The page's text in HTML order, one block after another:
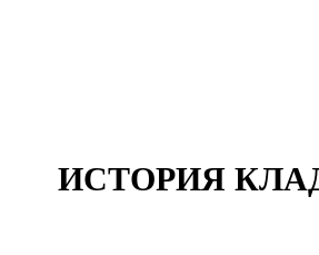
ИСТОРИЯ